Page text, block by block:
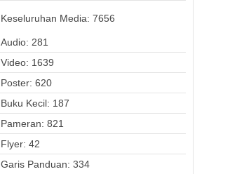
Keseluruhan Media: 7656
Audio: 281
Video: 1639
Poster: 620
Buku Kecil: 187
Pameran: 821
Flyer: 42
Garis Panduan: 334